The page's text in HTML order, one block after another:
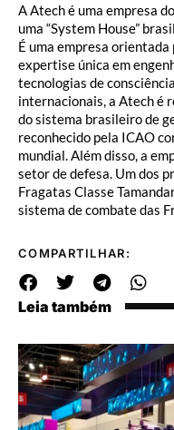
A Atech é uma empresa
uma “System House”
É uma empresa
expertise única em
tecnologias de
internacionais, a Atech é
do sistema brasileiro de
reconhecido pela ICAO
mundial. Além disso, a
setor de defesa. Um dos
Fragatas Classe
sistema de combate das
COMPARTILHAR:
Leia também